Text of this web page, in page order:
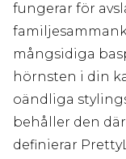
fungerar för
mångsidiga
hörnsten i din
oändliga
behåller den
definierar